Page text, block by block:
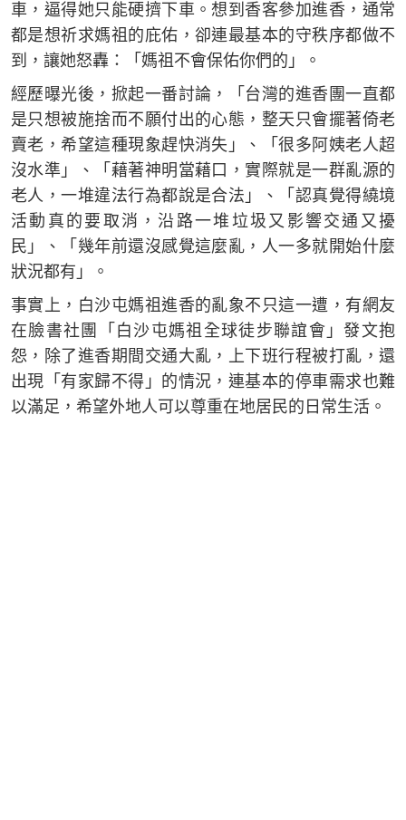
車，逼得她只能硬擠下車。想到香客參加進香，通常
都是想祈求媽祖的庇佑，卻連最基本的守秩序都做不
到，讓她怒轟：「媽祖不會保佑你們的」。
經歷曝光後，掀起一番討論，「台灣的進香團一直都
是只想被施捨而不願付出的心態，整天只會擺著倚老
賣老，希望這種現象趕快消失」、「很多阿姨老人超
沒水準」、「藉著神明當藉口，實際就是一群亂源的
老人，一堆違法行為都說是合法」、「認真覺得繞境
活動真的要取消，沿路一堆垃圾又影響交通又擾
民」、「幾年前還沒感覺這麼亂，人一多就開始什麼
狀況都有」。
事實上，白沙屯媽祖進香的亂象不只這一遭，有網友
在臉書社團「白沙屯媽祖全球徒步聯誼會」發文抱
怨，除了進香期間交通大亂，上下班行程被打亂，還
出現「有家歸不得」的情況，連基本的停車需求也難
以滿足，希望外地人可以尊重在地居民的日常生活。